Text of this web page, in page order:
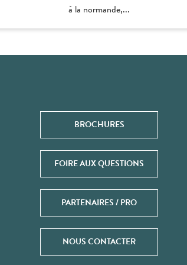
à la normande,...
BROCHURES
FOIRE AUX QUESTIONS
PARTENAIRES / PRO
NOUS CONTACTER